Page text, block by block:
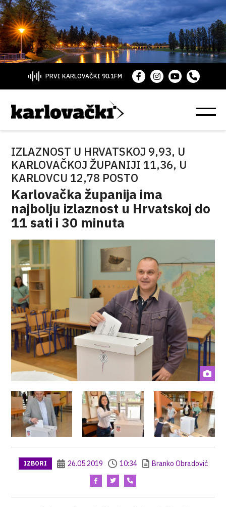
PRVI KARLOVAČKI 90.1FM
IZLAZNOST U HRVATSKOJ 9,93, U
KARLOVAČKOJ ŽUPANIJI 11,36, U
KARLOVCU 12,78 POSTO
Karlovačka županija ima
najbolju izlaznost u Hrvatskoj do
11 sati i 30 minuta
IZBORI 26.05.2019 10:34 Branko Obradović